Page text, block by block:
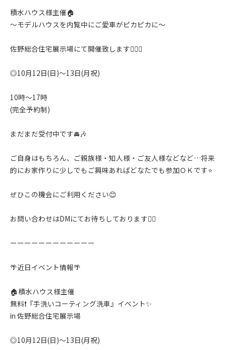
積水ハウス様主催🏠
〜モデルハウスを内覧中にご愛車がピカピカに〜
佐野総合住宅展示場にて開催致します🙇‍♂️✨️
◎10月12日(日)〜13日(月祝)
10時〜17時
(完全予約制)
まだまだ受付中です🚘🎶
ご自身はもちろん、ご親族様・知人様・ご友人様などなど…将来
的にお家作りに少しでもご興味あればどなたでも参加ＯＫです⭐️
ぜひこの機会にご利用ください😊
お問い合わせはDMにてお待ちしております🙇‍♂️
ーーーーーーーーーーーー
🌴近日イベント情報🌴
🏠積水ハウス様主催
無料❗️『手洗いコーティング洗車』イベント✨️
in 佐野総合住宅展示場
◎10月12日(日)〜13日(月祝)